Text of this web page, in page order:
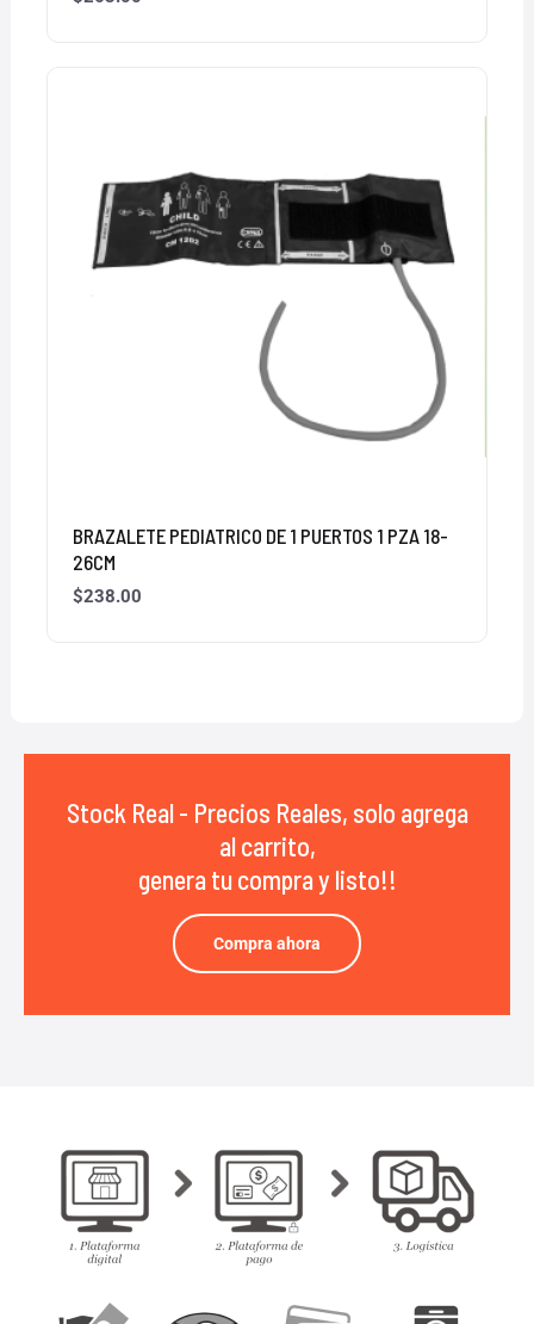
BRAZALETE PEDIATRICO DE 1 PUERTOS 1 PZA 18-
26CM
$238.00
Stock Real - Precios Reales, solo agrega
al carrito,
genera tu compra y listo!!
Compra ahora